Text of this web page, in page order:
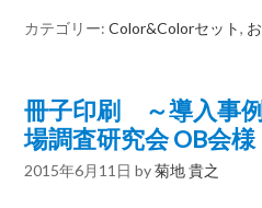
カテゴリー:Color&Colorセット,
冊子印刷 ～導入事
場調査研究会 OB会様
2015年6月11日 by菊地 貴之